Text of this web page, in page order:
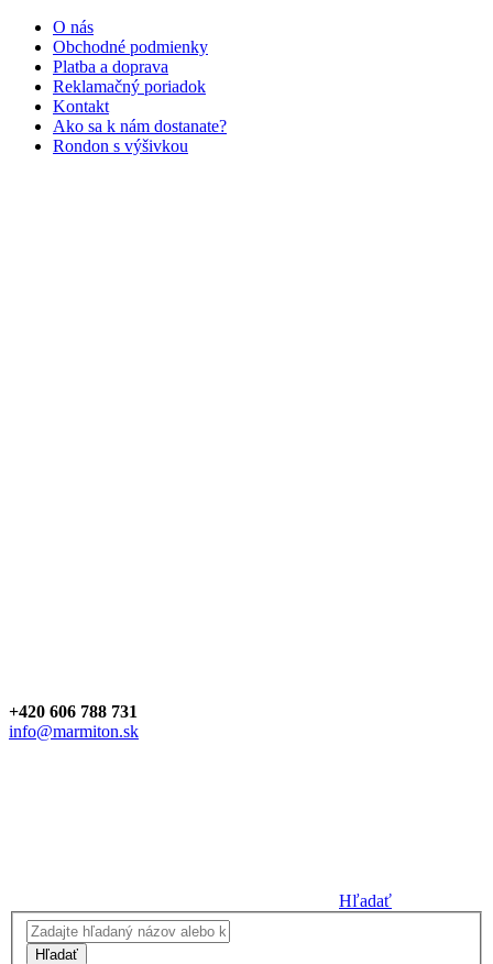
O nás
Obchodné podmienky
Platba a doprava
Reklamačný poriadok
Kontakt
Ako sa k nám dostanate?
Rondon s výšivkou
+420 606 788 731
info@marmiton.sk
Hľadať
Hľadať